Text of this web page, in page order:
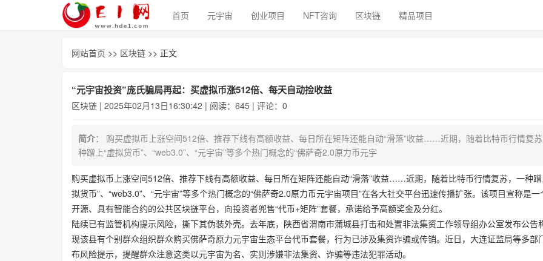
首页 元宇宙 创业项目 NFT咨询 区块链 精品项目
网站首页 >> 区块链 >> 正文
“元宇宙投资”庞氏骗局再起：买虚拟币涨512倍、每天自动捡收益
区块链 | 2025年02月13日16:30:42 | 阅读：645 | 评论：0
简介： 购买虚拟币上涨空间512倍、推荐下线有高额收益、每日所在矩阵还能自动“滑落”收益……近期，随着比特币行情复
种蹭上“虚拟货币”、“web3.0”、“元宇宙”等多个热门概念的“佛萨奇2.0原力币元宇
购买虚拟币上涨空间512倍、推荐下线有高额收益、每日所在矩阵还能自动“滑落”收益……近期，随着比特币行情复苏，一种蹭
拟货币”、“web3.0”、“元宇宙”等多个热门概念的“佛萨奇2.0原力币元宇宙项目”在各大社交平台迅速传播扩张。该项目宣称是一
开源、具有智能合约的公共区块链平台，向投资者兜售“代币+矩阵”套餐，承诺给予高额奖金及分红。
陆续已有监管机构提示风险，撕下其伪装外壳。去年底，陕西省渭南市蒲城县打击和处置非法集资工作领导组办公室发布公告
现该县有个别群众组织群众购买佛萨奇原力元宇宙生态平台代币套餐，行为已涉及集资诈骗或传销。近日，大连证监局等多部
布风险提示，提醒群众注意这类以元宇宙为名、实则涉嫌非法集资、诈骗等违法犯罪活动。